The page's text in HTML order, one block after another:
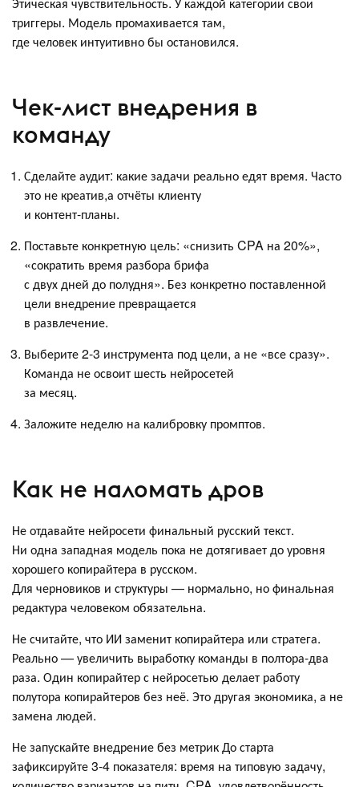
триггеры. Модель промахивается там,
где человек интуитивно бы остановился.
Чек-лист внедрения в
команду
Сделайте аудит: какие задачи реально едят время. Часто
это не креатив,а отчёты клиенту
и контент-планы.
Поставьте конкретную цель: «снизить CPA на 20%»,
«сократить время разбора брифа
с двух дней до полудня». Без конкретно поставленной
цели внедрение превращается
в развлечение.
Выберите 2-3 инструмента под цели, а не «все сразу».
Команда не освоит шесть нейросетей
за месяц.
Заложите неделю на калибровку промптов.
Как не наломать дров
Не отдавайте нейросети финальный русский текст.
Ни одна западная модель пока не дотягивает до уровня
хорошего копирайтера в русском.
Для черновиков и структуры — нормально, но финальная
редактура человеком обязательна.
Не считайте, что ИИ заменит копирайтера или стратега.
Реально — увеличить выработку команды в полтора-два
раза. Один копирайтер с нейросетью делает работу
полутора копирайтеров без неё. Это другая экономика, а не
замена людей.
Не запускайте внедрение без метрик До старта
зафиксируйте 3-4 показателя: время на типовую задачу,